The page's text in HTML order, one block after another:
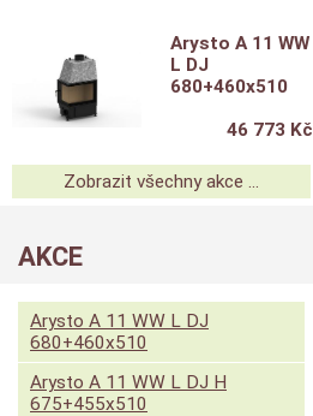
Arysto A 11 WW
L DJ
680+460x510
46 773 Kč
Zobrazit všechny akce ...
AKCE
Arysto A 11 WW L DJ
680+460x510
Arysto A 11 WW L DJ H
675+455x510